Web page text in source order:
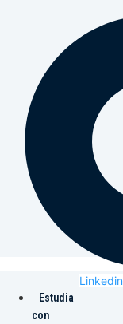
Linkedin
Estudia
con